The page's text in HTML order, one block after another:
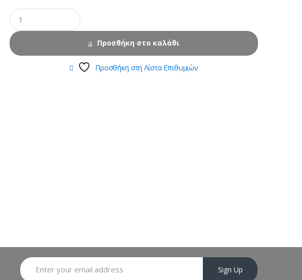
Προσθήκη στο καλάθι
Προσθήκη στη Λίστα Επιθυμιών
Sign Up